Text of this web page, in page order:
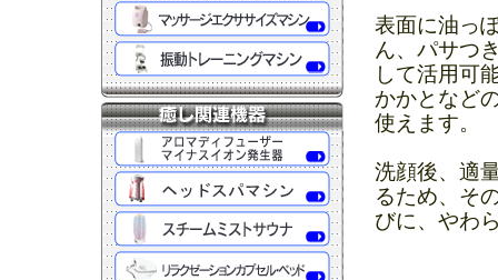
表面に油っ
ん、パサつ
して活用可
かかとなど
使えます。
洗顔後、適
るため、そ
びに、やわ